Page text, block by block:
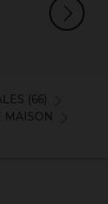
(66)
MAISON